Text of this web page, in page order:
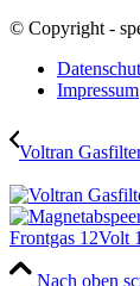
© Copyright -
Impressum
Voltran
Frontgas 12Volt
Nach oben